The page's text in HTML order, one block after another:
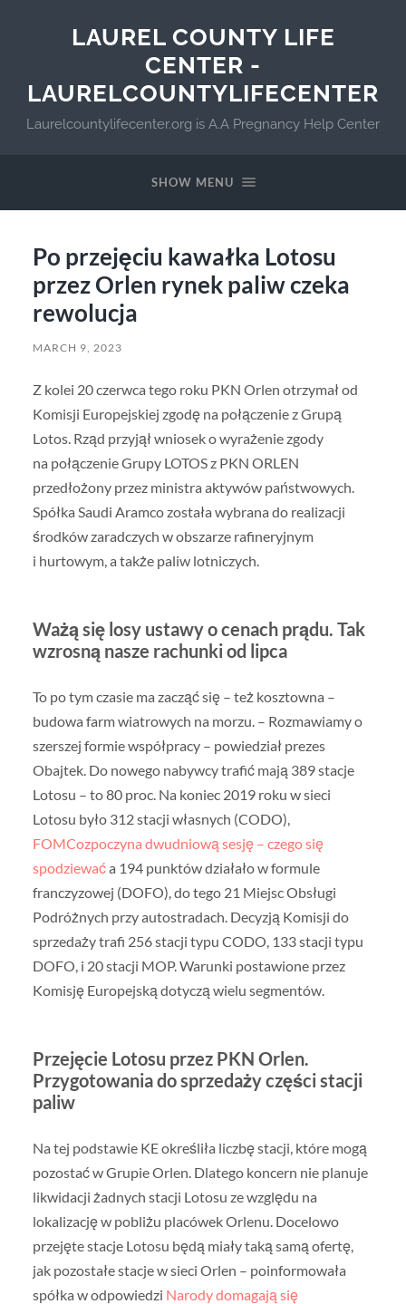
LAUREL COUNTY LIFE
CENTER -
LAURELCOUNTYLIFECENTER
Laurelcountylifecenter.org is A.A Pregnancy Help Center
SHOW MENU
Po przejęciu kawałka Lotosu
przez Orlen rynek paliw czeka
rewolucja
MARCH 9, 2023
Z kolei 20 czerwca tego roku PKN Orlen otrzymał od
Komisji Europejskiej zgodę na połączenie z Grupą
Lotos. Rząd przyjął wniosek o wyrażenie zgody
na połączenie Grupy LOTOS z PKN ORLEN
przedłożony przez ministra aktywów państwowych.
Spółka Saudi Aramco została wybrana do realizacji
środków zaradczych w obszarze rafineryjnym
i hurtowym, a także paliw lotniczych.
Ważą się losy ustawy o cenach prądu. Tak
wzrosną nasze rachunki od lipca
To po tym czasie ma zacząć się – też kosztowna –
budowa farm wiatrowych na morzu. – Rozmawiamy o
szerszej formie współpracy – powiedział prezes
Obajtek. Do nowego nabywcy trafić mają 389 stacje
Lotosu – to 80 proc. Na koniec 2019 roku w sieci
Lotosu było 312 stacji własnych (CODO),
FOMCozpoczyna dwudniową sesję – czego się
spodziewaća 194 punktów działało w formule
franczyzowej (DOFO), do tego 21 Miejsc Obsługi
Podróżnych przy autostradach. Decyzją Komisji do
sprzedaży trafi 256 stacji typu CODO, 133 stacji typu
DOFO, i 20 stacji MOP. Warunki postawione przez
Komisję Europejską dotyczą wielu segmentów.
Przejęcie Lotosu przez PKN Orlen.
Przygotowania do sprzedaży części stacji
paliw
Na tej podstawie KE określiła liczbę stacji, które mogą
pozostać w Grupie Orlen. Dlatego koncern nie planuje
likwidacji żadnych stacji Lotosu ze względu na
lokalizację w pobliżu placówek Orlenu. Docelowo
przejęte stacje Lotosu będą miały taką samą ofertę,
jak pozostałe stacje w sieci Orlen – poinformowała
spółka w odpowiedzi Narody domagają się